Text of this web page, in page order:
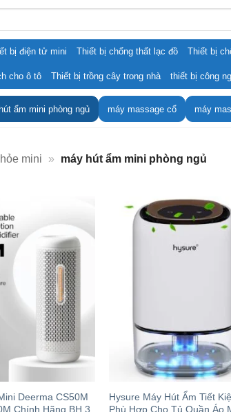
bị điện tử mini Thiết bị chống thất lạc đồ Thiết bị
cho ô tô Thiết bị trồng cây trong nhà thiết bị công
ẩm mini phòng ngủ máy massage cổ máy
mini » máy hút ẩm mini phòng ngủ
Deerma CS50M
Chính Hãng BH 3
Hysure Máy Hút Ẩm Tiết
Phù Hợp Cho Tủ Quần Áo